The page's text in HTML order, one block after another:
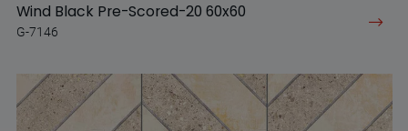
Wind Black Pre-Scored-20 60x60
G-7146